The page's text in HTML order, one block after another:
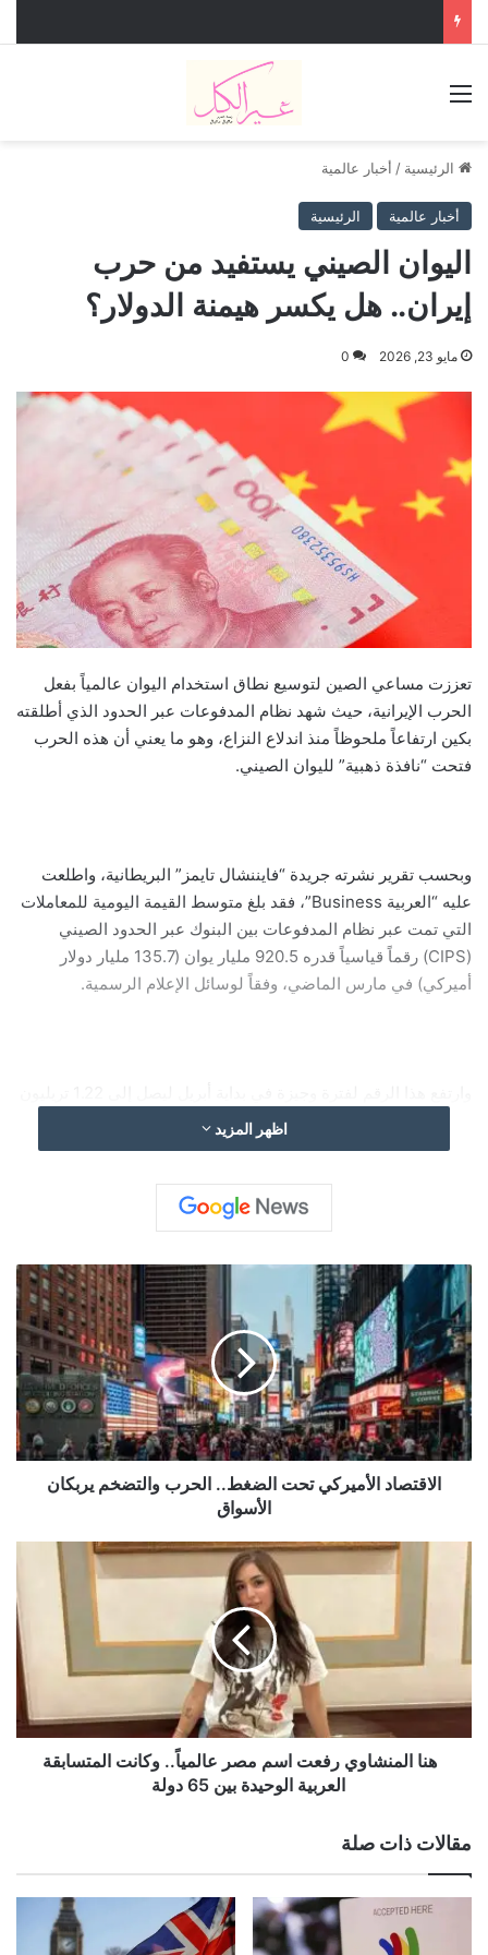
القائمة
الرئيسية / أخبار عالمية
أخبار عالمية الرئيسية
اليوان الصيني يستفيد من حرب
إيران.. هل يكسر هيمنة الدولار؟
مايو 23, 2026 0
تعززت مساعي الصين لتوسيع نطاق استخدام اليوان عالمياً بفعل
الحرب الإيرانية، حيث شهد نظام المدفوعات عبر الحدود الذي أطلقته
بكين ارتفاعاً ملحوظاً منذ اندلاع النزاع، وهو ما يعني أن هذه الحرب
فتحت “نافذة ذهبية” لليوان الصيني.
وبحسب تقرير نشرته جريدة “فايننشال تايمز” البريطانية، واطلعت
عليه “العربية Business”، فقد بلغ متوسط القيمة اليومية للمعاملات
التي تمت عبر نظام المدفوعات بين البنوك عبر الحدود الصيني
(CIPS) رقماً قياسياً قدره 920.5 مليار يوان (135.7 مليار دولار
أميركي) في مارس الماضي، وفقاً لوسائل الإعلام الرسمية.
يوان مع ما يقرب من 42 ألف معاملة في يوم واحد، قبل أن يتراجع
حجم المعاملات.
اظهر المزيد
الاقتصاد
الأميركي
تحت
الضغط..
الحرب
والتضخم
يربكان
الأسواق
الاقتصاد الأميركي تحت الضغط.. الحرب والتضخم يربكان
الأسواق
المنشاوي
اسم
مصر
وكانت
المتسابقة
العربية
دولة
هنا المنشاوي رفعت اسم مصر عالمياً.. وكانت المتسابقة
العربية الوحيدة بين 65 دولة
مقالات ذات صلة